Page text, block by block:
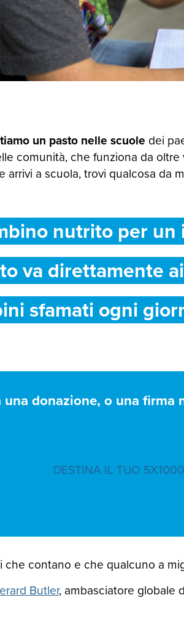
un pasto nelle scuole dei
comunità, che funziona da
a scuola, trovi qualcosa da
nutrito per
va direttamente
sfamati ogni
donazione, o una
DESTINA IL TUO 5X1000
contano e che qualcuno a
Butler, ambasciatore globale